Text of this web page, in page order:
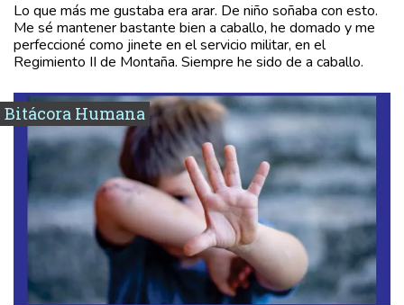
Lo que más me gustaba era arar. De niño soñaba con esto.
Me sé mantener bastante bien a caballo, he domado y me
perfeccioné como jinete en el servicio militar, en el
Regimiento II de Montaña. Siempre he sido de a caballo.
Bitácora Humana